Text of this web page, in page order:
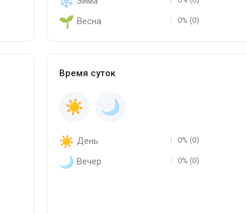
Весна 0% (0)
Время суток
День 0% (0)
Вечер 0% (0)